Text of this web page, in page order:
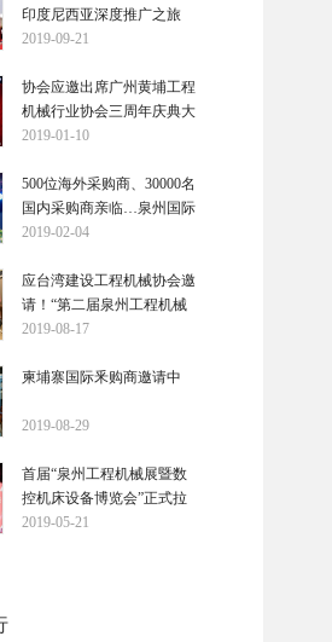
印度尼西亚深度推广之旅
2019-09-21
协会应邀出席广州黄埔工程
机械行业协会三周年庆典大
会
2019-01-10
500位海外采购商、30000名
国内采购商亲临…泉州国际
工程机械展今年5月开幕
2019-02-04
应台湾建设工程机械协会邀
请！“第二届泉州工程机械
宝龙展”莅临宝岛台湾进行
2019-08-17
柬埔寨国际釆购商邀请中
2019-08-29
首届“泉州工程机械展暨数
控机床设备博览会”正式拉
开序幕
2019-05-21